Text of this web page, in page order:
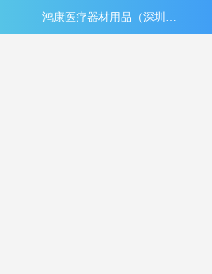
鸿康医疗器材用品（深圳）有限公司